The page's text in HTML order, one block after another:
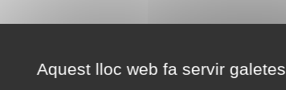
Aquest lloc web fa servir